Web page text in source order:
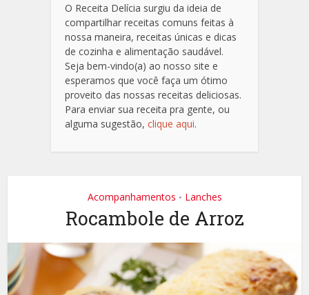
O Receita Delícia surgiu da ideia de
compartilhar receitas comuns feitas à
nossa maneira, receitas únicas e dicas
de cozinha e alimentação saudável.
Seja bem-vindo(a) ao nosso site e
esperamos que você faça um ótimo
proveito das nossas receitas deliciosas.
Para enviar sua receita pra gente, ou
alguma sugestão, clique aqui.
Acompanhamentos • Lanches
Rocambole de Arroz